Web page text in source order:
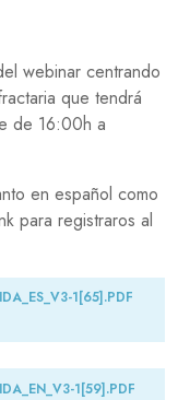
webinar centrando
que tendrá
de 16:00h a
en español como
para registraros al
1[65].PDF
1[59].PDF